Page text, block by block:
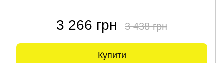
3 266 грн 3 438 грн
Купити